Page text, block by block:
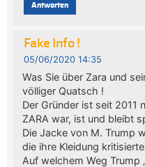
Antworten
Fake Info !
05/06/2020 14:35
Was Sie über Zara und
völliger Quatsch !
Der Gründer ist seit 2011
ZARA war, ist und bleibt
Die Jacke von M. Trump
die ihre Kleidung
Auf welchem Weg Trump